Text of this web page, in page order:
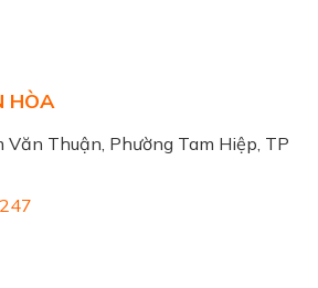
HÒA
Văn Thuận, Phường Tam Hiệp, TP